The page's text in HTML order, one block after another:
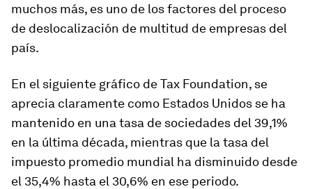
muchos más, es uno de los factores del proceso
de deslocalización de multitud de empresas del
país.
En el siguiente gráfico deTax Foundation, se
aprecia claramente como Estados Unidos se ha
mantenido en una tasa de sociedades del 39,1%
en la última década, mientras que la tasa del
impuesto promedio mundial ha disminuido desde
el 35,4% hasta el 30,6% en ese periodo.